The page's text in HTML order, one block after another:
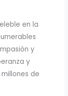
en la
y
y
de